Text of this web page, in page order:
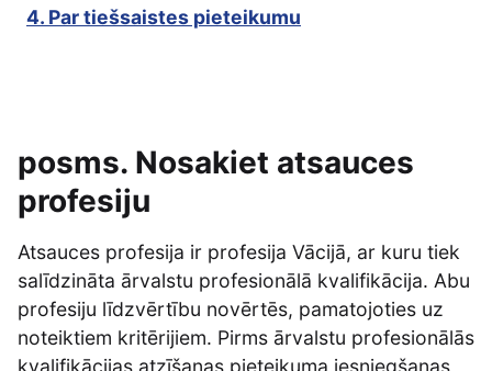
posms. Nosakiet atsauces
profesiju
Atsauces profesija ir profesija Vācijā, ar kuru tiek
salīdzināta ārvalstu profesionālā kvalifikācija. Abu
profesiju līdzvērtību novērtēs, pamatojoties uz
noteiktiem kritērijiem. Pirms ārvalstu profesionālās
kvalifikācijas atzīšanas pieteikuma iesniegšanas
4. Par tiešsaistes pieteikumu